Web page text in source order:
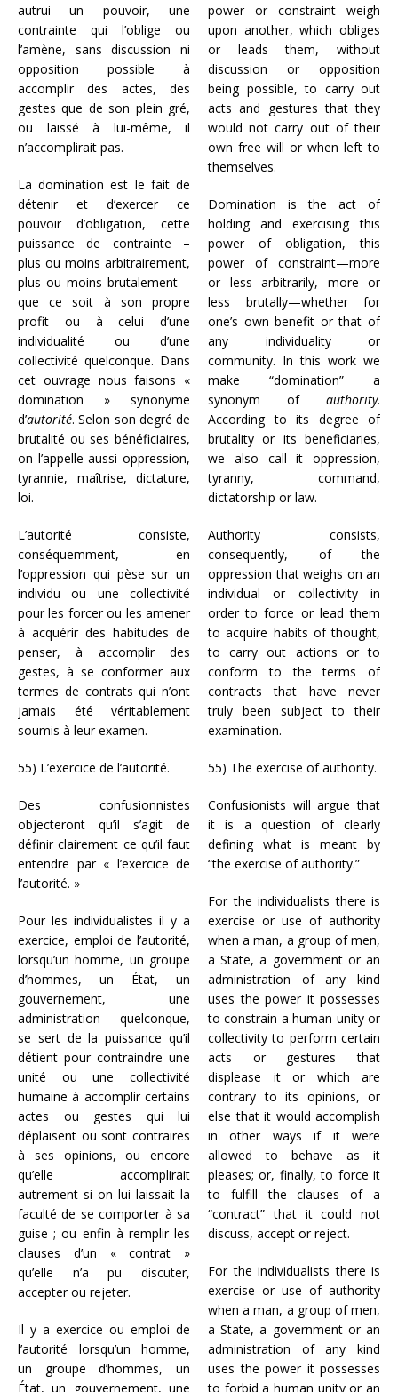
autrui un pouvoir, une
contrainte qui l’oblige ou
l’amène, sans discussion ni
opposition possible à
accomplir des actes, des
gestes que de son plein gré,
ou laissé à lui-même, il
n’accomplirait pas.
La domination est le fait de
détenir et d’exercer ce
pouvoir d’obligation, cette
puissance de contrainte –
plus ou moins arbitrairement,
plus ou moins brutalement –
que ce soit à son propre
profit ou à celui d’une
individualité ou d’une
collectivité quelconque. Dans
cet ouvrage nous faisons «
domination » synonyme
d’autorité. Selon son degré de
brutalité ou ses bénéficiaires,
on l’appelle aussi oppression,
tyrannie, maîtrise, dictature,
loi.
L’autorité consiste,
conséquemment, en
l’oppression qui pèse sur un
individu ou une collectivité
pour les forcer ou les amener
à acquérir des habitudes de
penser, à accomplir des
gestes, à se conformer aux
termes de contrats qui n’ont
jamais été véritablement
soumis à leur examen.
power or constraint weigh
upon another, which obliges
or leads them, without
discussion or opposition
being possible, to carry out
acts and gestures that they
would not carry out of their
own free will or when left to
themselves.
Domination is the act of
holding and exercising this
power of obligation, this
power of constraint—more
or less arbitrarily, more or
less brutally—whether for
one’s own benefit or that of
any individuality or
community. In this work we
make “domination” a
synonym of authority.
According to its degree of
brutality or its beneficiaries,
we also call it oppression,
tyranny, command,
dictatorship or law.
Authority consists,
consequently, of the
oppression that weighs on an
individual or collectivity in
order to force or lead them
to acquire habits of thought,
to carry out actions or to
conform to the terms of
contracts that have never
truly been subject to their
examination.
55) L’exercice de l’autorité.
Des confusionnistes
objecteront qu’il s’agit de
définir clairement ce qu’il faut
entendre par « l’exercice de
l’autorité. »
Pour les individualistes il y a
exercice, emploi de l’autorité,
lorsqu’un homme, un groupe
d’hommes, un État, un
gouvernement, une
administration quelconque,
se sert de la puissance qu’il
détient pour contraindre une
unité ou une collectivité
humaine à accomplir certains
actes ou gestes qui lui
déplaisent ou sont contraires
à ses opinions, ou encore
qu’elle accomplirait
autrement si on lui laissait la
faculté de se comporter à sa
guise ; ou enfin à remplir les
clauses d’un « contrat »
qu’elle n’a pu discuter,
accepter ou rejeter.
Il y a exercice ou emploi de
l’autorité lorsqu’un homme,
un groupe d’hommes, un
État, un gouvernement, une
55) The exercise of authority.
Confusionists will argue that
it is a question of clearly
defining what is meant by
“the exercise of authority.”
For the individualists there is
exercise or use of authority
when a man, a group of men,
a State, a government or an
administration of any kind
uses the power it possesses
to constrain a human unity or
collectivity to perform certain
acts or gestures that
displease it or which are
contrary to its opinions, or
else that it would accomplish
in other ways if it were
allowed to behave as it
pleases; or, finally, to force it
to fulfill the clauses of a
“contract” that it could not
discuss, accept or reject.
For the individualists there is
exercise or use of authority
when a man, a group of men,
a State, a government or an
administration of any kind
uses the power it possesses
to forbid a human unity or an